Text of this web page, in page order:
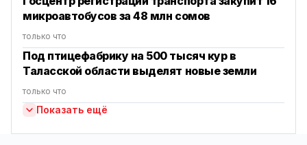
микроавтобусов за 48 млн сомов
только что
Под птицефабрику на 500 тысяч кур в
Таласской области выделят новые земли
только что
Показать ещё